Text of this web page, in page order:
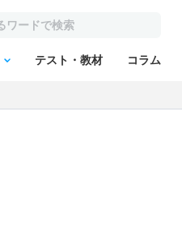
テスト・教材 コラム